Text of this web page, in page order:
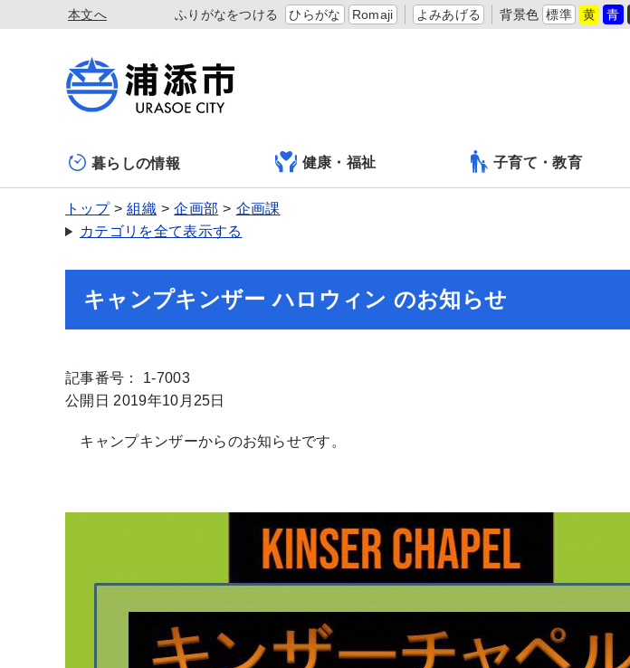
本文へ ふりがなをつける ひらがな Romaji よみあげる 背景色 標準 黄 青
暮らしの情報 健康・福祉 子育て・教育
トップ 組織 企画部
企画課
カテゴリを全て表示する
キャンプキンザー ハロウィン のお知らせ
記事番号： 1-7003
公開日 2019年10月25日
キャンプキンザーからのお知らせです。